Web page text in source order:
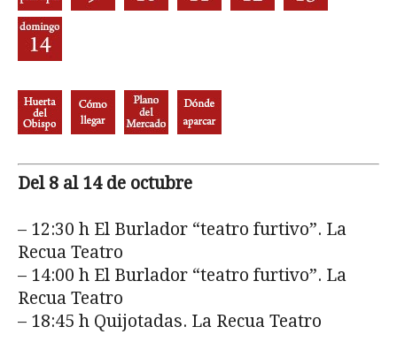
Del 8 al 14 de octubre
– 12:30 h El Burlador “teatro furtivo”. La
Recua Teatro
– 14:00 h El Burlador “teatro furtivo”. La
Recua Teatro
– 18:45 h Quijotadas. La Recua Teatro